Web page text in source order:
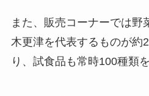
また、販売コーナーでは野
木更津を代表するものが約
り、試食品も常時100種類